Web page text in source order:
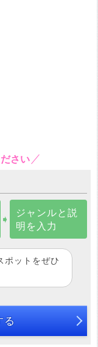
さい
➧
ジャンルと説
明を入力
ポットをぜひ
る